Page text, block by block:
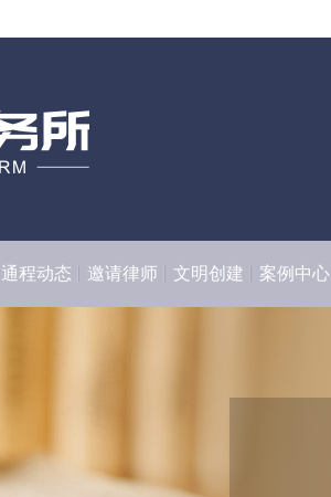
通程动态 邀请律师 文明创建 案例中心